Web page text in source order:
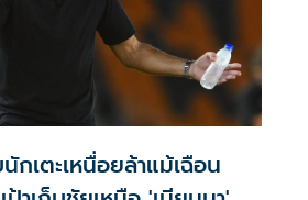
เตะเหนื่อยล้าแม้เฉือน